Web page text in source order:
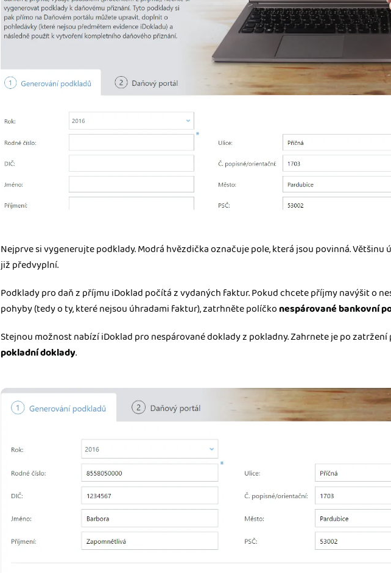
Nejprve si vygenerujte podklady. Modrá hvězdička označuje pole, která jsou povinná. Většinu
již předvyplní.
Podklady pro daň z příjmu iDoklad počítá z vydaných faktur. Pokud chcete příjmy navýšit o
pohyby (tedy o ty, které nejsou úhradami faktur), zatrhněte políčkonespárované bankovní
Stejnou možnost nabízí iDoklad pro nespárované doklady z pokladny. Zahrnete je po zatržení
pokladní doklady.